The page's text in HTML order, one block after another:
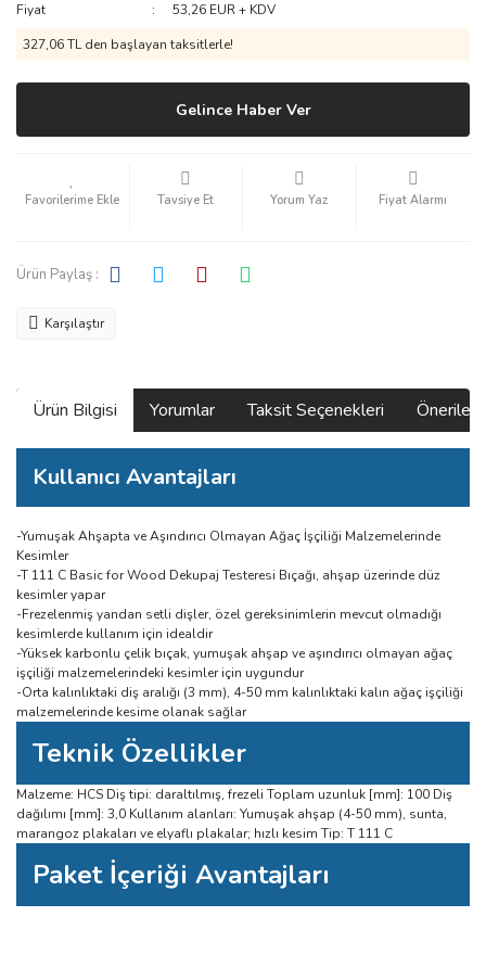
Fiyat
53,26 EUR + KDV
327,06 TL den başlayan taksitlerle!
Gelince Haber Ver
Tavsiye Et Yorum Yaz Fiyat Alarmı
Ürün Paylaş :
Karşılaştır
Ürün Bilgisi Yorumlar Taksit Seçenekleri
Kullanıcı Avantajları
-Yumuşak Ahşapta ve Aşındırıcı Olmayan Ağaç İşçiliği Malzemelerinde
Kesimler
-T 111 C Basic for Wood Dekupaj Testeresi Bıçağı, ahşap üzerinde düz
kesimler yapar
-Frezelenmiş yandan setli dişler, özel gereksinimlerin mevcut olmadığı
kesimlerde kullanım için idealdir
-Yüksek karbonlu çelik bıçak, yumuşak ahşap ve aşındırıcı olmayan ağaç
işçiliği malzemelerindeki kesimler için uygundur
-Orta kalınlıktaki diş aralığı (3 mm), 4-50 mm kalınlıktaki kalın ağaç işçiliği
malzemelerinde kesime olanak sağlar
Teknik Özellikler
Malzeme: HCS Diş tipi: daraltılmış, frezeli Toplam uzunluk [mm]: 100 Diş
dağılımı [mm]: 3,0 Kullanım alanları: Yumuşak ahşap (4-50 mm), sunta,
marangoz plakaları ve elyaflı plakalar; hızlı kesim Tip: T 111 C
Paket İçeriği Avantajları